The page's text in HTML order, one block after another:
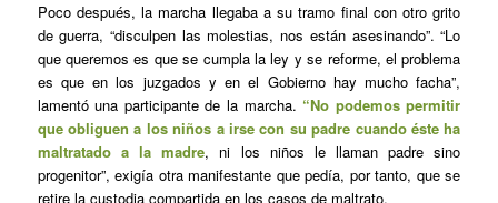
Poco después, la marcha llegaba a su tramo final con otro grito
de guerra, “disculpen las molestias, nos están asesinando”. “Lo
que queremos es que se cumpla la ley y se reforme, el problema
es que en los juzgados y en el Gobierno hay mucho facha”,
lamentó una participante de la marcha. “No podemos permitir
que obliguen a los niños a irse con su padre cuando éste ha
maltratado a la madre, ni los niños le llaman padre sino
progenitor”, exigía otra manifestante que pedía, por tanto, que se
retire la custodia compartida en los casos de maltrato.